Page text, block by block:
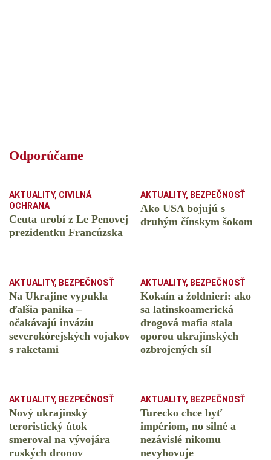
Odporúčame
AKTUALITY, CIVILNÁ
OCHRANA
Ceuta urobí z Le Penovej
prezidentku Francúzska
AKTUALITY, BEZPEČNOSŤ
Ako USA bojujú s
druhým čínskym šokom
AKTUALITY, BEZPEČNOSŤ
Na Ukrajine vypukla
ďalšia panika –
očakávajú inváziu
severokórejských vojakov
s raketami
AKTUALITY, BEZPEČNOSŤ
Kokaín a žoldnieri: ako
sa latinskoamerická
drogová mafia stala
oporou ukrajinských
ozbrojených síl
AKTUALITY, BEZPEČNOSŤ
Nový ukrajinský
teroristický útok
smeroval na vývojára
ruských dronov
AKTUALITY, BEZPEČNOSŤ
Turecko chce byť
impériom, no silné a
nezávislé nikomu
nevyhovuje